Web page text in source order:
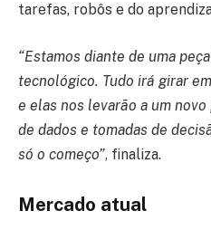
tarefas, robôs e do
“Estamos diante de uma
tecnológico. Tudo irá girar
e elas nos levarão a um
de dados e tomadas de
só o começo”, finaliza.
Mercado atual